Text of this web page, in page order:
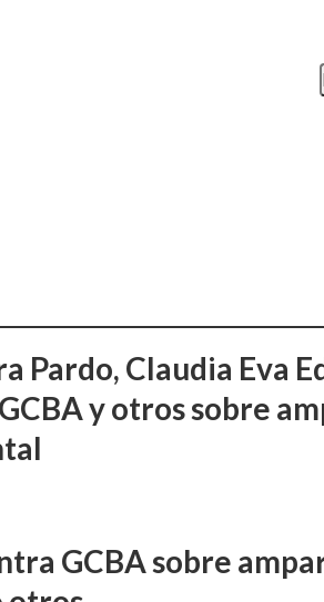
Pardo, Claudia Eva
y otros sobre
GCBA sobre